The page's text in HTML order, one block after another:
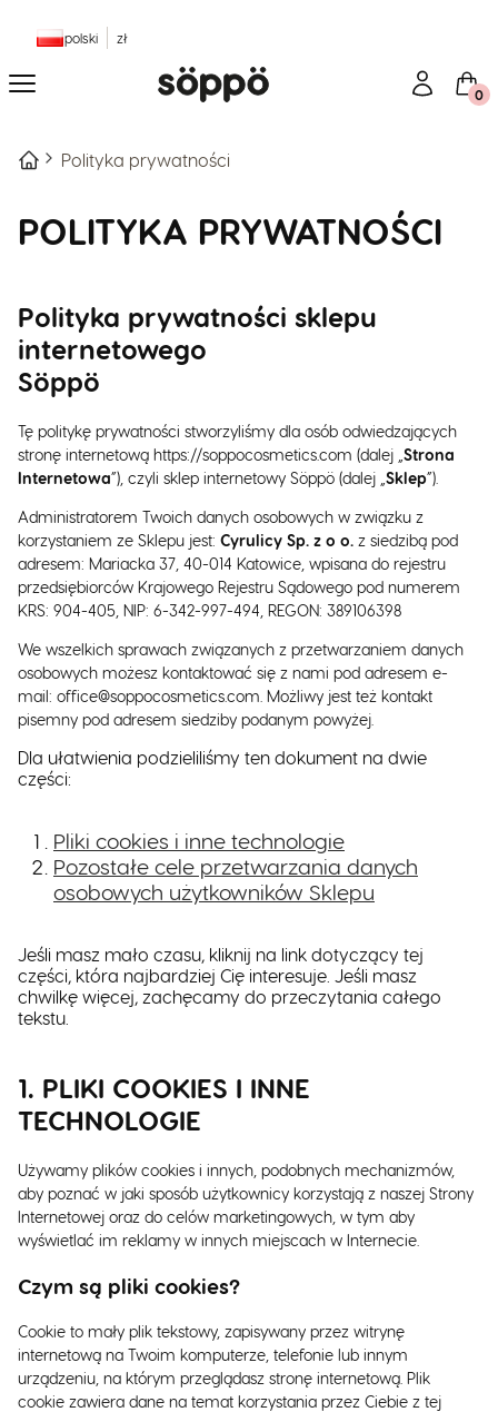
polski zł
Menu Zaloguj się
Polityka prywatności
POLITYKA PRYWATNOŚCI
Polityka prywatności sklepu
internetowego
Söppö
Tę politykę prywatności stworzyliśmy dla osób odwiedzających
stronę internetową https://soppocosmetics.com (dalej „ Strona
Internetowa”), czyli sklep internetowy Söppö (dalej „ Sklep”).
Administratorem Twoich danych osobowych w związku z
korzystaniem ze Sklepu jest: Cyrulicy Sp. z o o. z siedzibą pod
adresem: Mariacka 37, 40-014 Katowice, wpisana do rejestru
przedsiębiorców Krajowego Rejestru Sądowego pod numerem
KRS: 904-405 , NIP: 6-342-997-494 , REGON: 389106398
We wszelkich sprawach związanych z przetwarzaniem danych
osobowych możesz kontaktować się z nami pod adresem e-
mail: office@soppocosmetics.com. Możliwy jest też kontakt
pisemny pod adresem siedziby podanym powyżej.
Dla ułatwienia podzieliliśmy ten dokument na dwie
części:
Pliki cookies i inne technologie
Pozostałe cele przetwarzania danych
osobowych użytkowników Sklepu
Jeśli masz mało czasu, kliknij na link dotyczący tej
części, która najbardziej Cię interesuje. Jeśli masz
chwilkę więcej, zachęcamy do przeczytania całego
tekstu.
1. PLIKI COOKIES I INNE
TECHNOLOGIE
Używamy plików cookies i innych, podobnych mechanizmów,
aby poznać w jaki sposób użytkownicy korzystają z naszej Strony
Internetowej oraz do celów marketingowych, w tym aby
wyświetlać im reklamy w innych miejscach w Internecie.
Czym są pliki cookies?
Cookie to mały plik tekstowy, zapisywany przez witrynę
internetową na Twoim komputerze, telefonie lub innym
urządzeniu, na którym przeglądasz stronę internetową. Plik
cookie zawiera dane na temat korzystania przez Ciebie z tej